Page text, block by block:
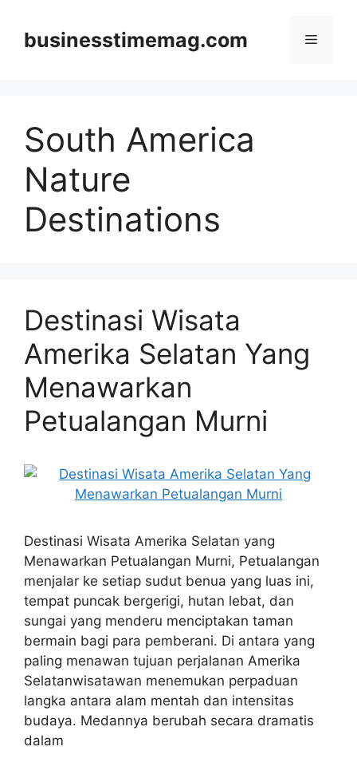
contentbusinesstimemag.com Menu
South America
Nature
Destinations
Destinasi Wisata
Amerika Selatan Yang
Menawarkan
Petualangan Murni
Destinasi Wisata Amerika Selatan yang
Menawarkan Petualangan Murni, Petualangan
menjalar ke setiap sudut benua yang luas ini,
tempat puncak bergerigi, hutan lebat, dan
sungai yang menderu menciptakan taman
bermain bagi para pemberani. Di antara yang
paling menawan tujuan perjalanan Amerika
Selatanwisatawan menemukan perpaduan
langka antara alam mentah dan intensitas
budaya. Medannya berubah secara dramatis
dalam